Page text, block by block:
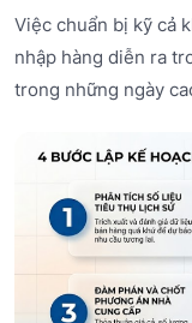
Việc chuẩn bị kỹ cả
nhập hàng diễn ra
trong những ngày